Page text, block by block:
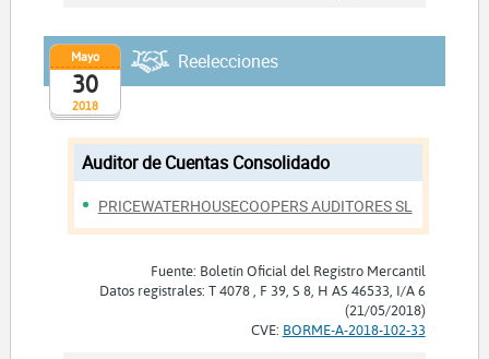
2018
Mayo
30
Reelecciones
Auditor de Cuentas Consolidado
PRICEWATERHOUSECOOPERS AUDITORES SL
Fuente: Boletín Oficial del Registro Mercantil
Datos registrales: T 4078 , F 39, S 8, H AS 46533, I/A 6
(21/05/2018)
CVE: BORME-A-2018-102-33